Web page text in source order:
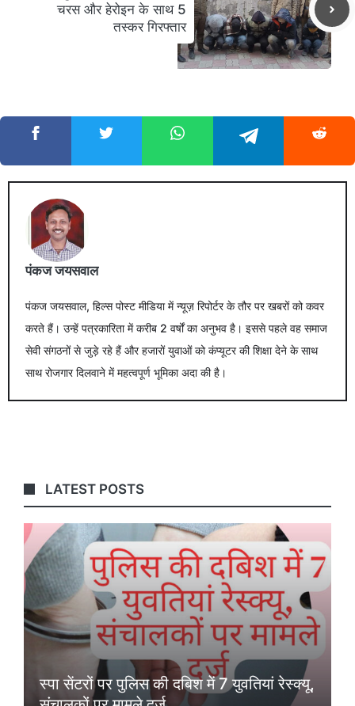
चरस और हेरोइन के साथ 5
तस्कर गिरफ्तार
पंकज जयसवाल
पंकज जयसवाल, हिल्स पोस्ट मीडिया में न्यूज़ रिपोर्टर के तौर पर खबरों को कवर
करते हैं। उन्हें पत्रकारिता में करीब 2 वर्षों का अनुभव है। इससे पहले वह समाज
सेवी संगठनों से जुड़े रहे हैं और हजारों युवाओं को कंप्यूटर की शिक्षा देने के साथ
साथ रोजगार दिलवाने में महत्वपूर्ण भूमिका अदा की है।
LATEST POSTS
स्पा सेंटरों पर पुलिस की दबिश में 7 युवतियां रेस्क्यू,